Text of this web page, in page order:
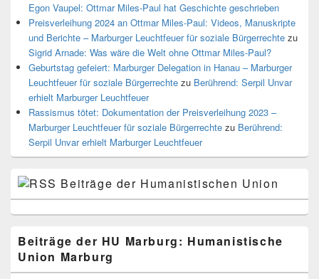
Egon Vaupel: Ottmar Miles-Paul hat Geschichte geschrieben
Preisverleihung 2024 an Ottmar Miles-Paul: Videos, Manuskripte
und Berichte – Marburger Leuchtfeuer für soziale Bürgerrechte zu
Sigrid Arnade: Was wäre die Welt ohne Ottmar Miles-Paul?
Geburtstag gefeiert: Marburger Delegation in Hanau – Marburger
Leuchtfeuer für soziale Bürgerrechte zu Berührend: Serpil Unvar
erhielt Marburger Leuchtfeuer
Rassismus tötet: Dokumentation der Preisverleihung 2023 –
Marburger Leuchtfeuer für soziale Bürgerrechte zu Berührend:
Serpil Unvar erhielt Marburger Leuchtfeuer
Beiträge der Humanistischen Union
Beiträge der HU Marburg: Humanistische
Union Marburg